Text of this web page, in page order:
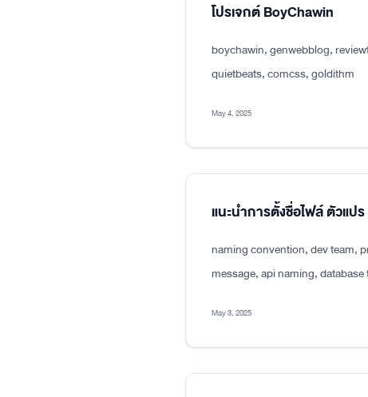
โปรเจกต์ BoyChawin
boychawin, genwebblog,
quietbeats, comcss, goldithm
May 4, 2025
แนะนำการตั้งชื่อไฟล์ ตัวแป
naming convention, dev team,
message, api naming,
May 3, 2025